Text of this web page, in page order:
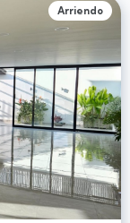
Arriendo